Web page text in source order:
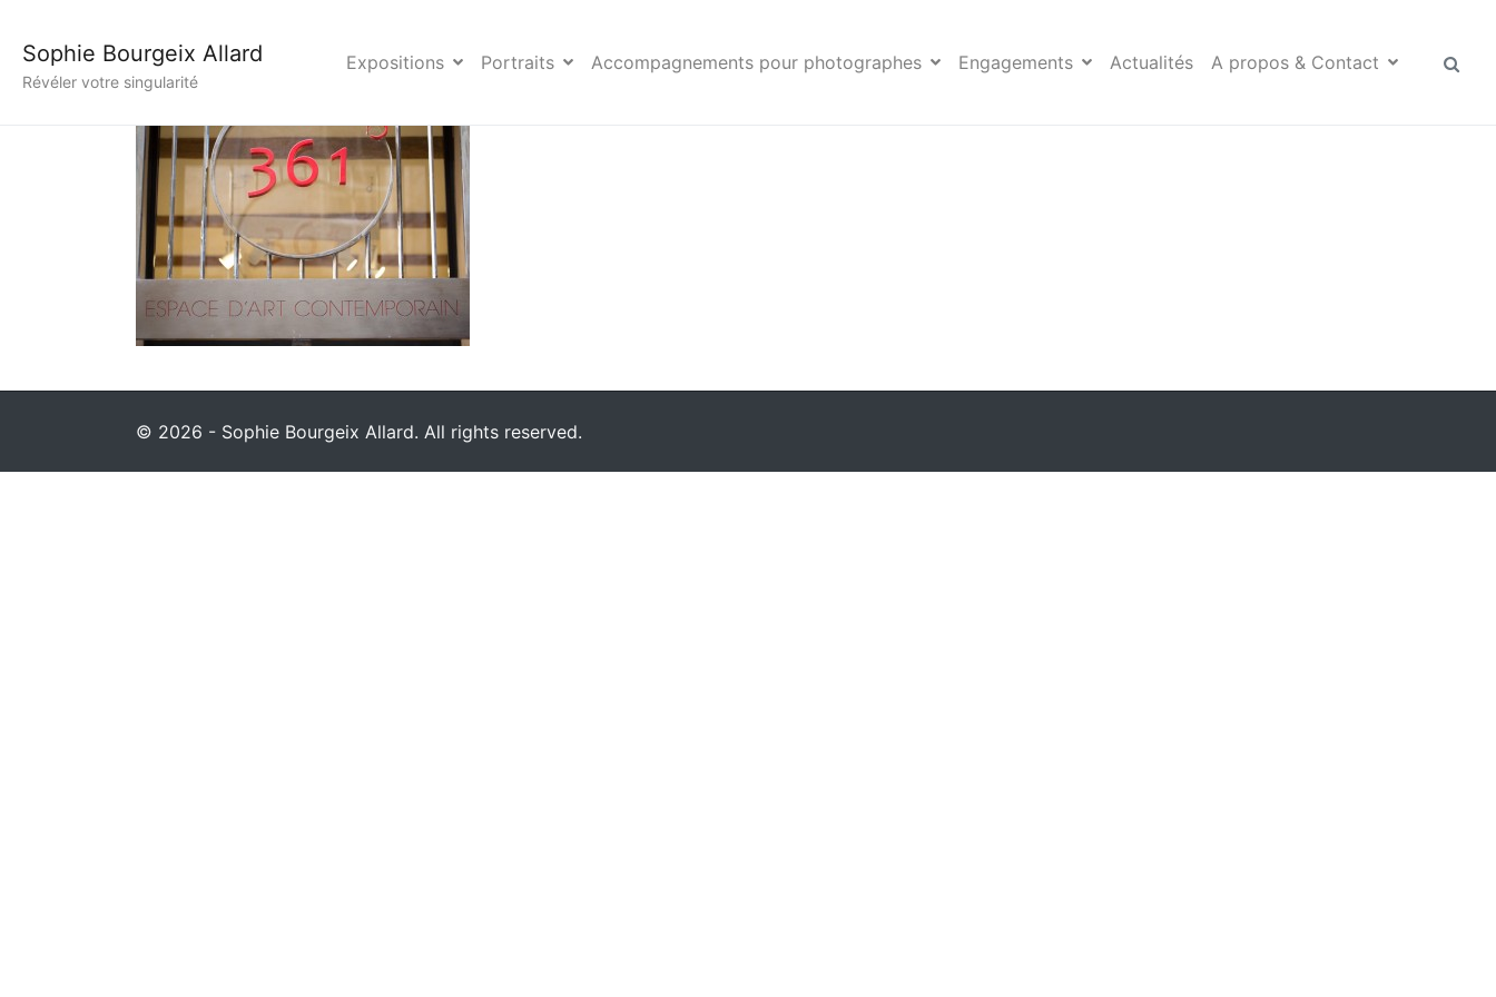
Sophie Bourgeix Allard
Révéler votre singularité
Expositions Portraits Accompagnements pour photographes Engagements Actualités A propos & Contact
014Photographe Sophie Bourgeix
© 2026 - Sophie Bourgeix Allard. All rights reserved.